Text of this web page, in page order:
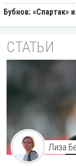
Бубнов: «Спартак»
СТАТЬИ
Лиза